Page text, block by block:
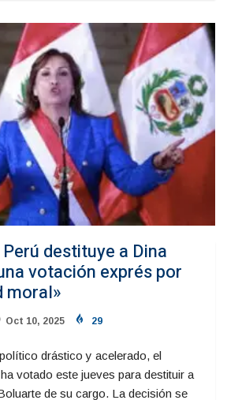
destituye a Dina
votación exprés por
moral»
Oct 10, 2025 29
drástico y acelerado, el
votado este jueves para destituir a
de su cargo. La decisión se